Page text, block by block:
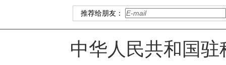
推荐给朋友：
中华人民共和国